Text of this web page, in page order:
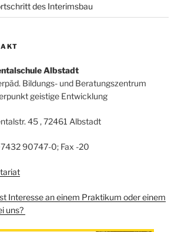
des Interimsbau
Albstadt
Bildungs- und Beratungszentrum
geistige Entwicklung
45 , 72461 Albstadt
90747-0; Fax -20
Interesse an einem Praktikum oder einem
uns?